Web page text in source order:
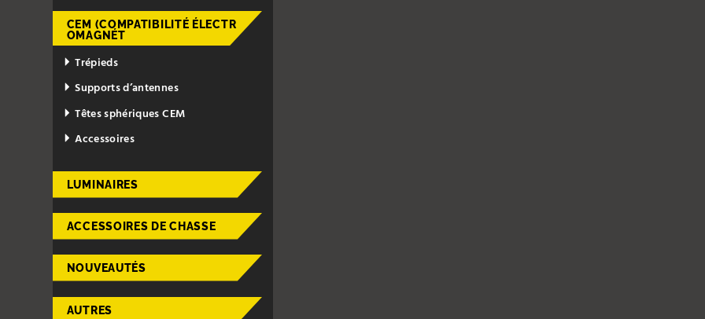
CEM (COMPATIBILITÉ ÉLECTR
OMAGNÉT
Trépieds
Supports d’antennes
Têtes sphériques CEM
Accessoires
LUMINAIRES
ACCESSOIRES DE CHASSE
NOUVEAUTÉS
AUTRES